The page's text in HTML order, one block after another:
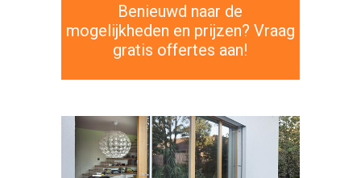
Benieuwd naar de
mogelijkheden en prijzen? Vraag
gratis offertes aan!